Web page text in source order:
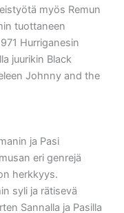
myös Remun
tuottaneen
Hurriganesin
juurikin Black
Johnny and the
ja Pasi
eri genrejä
herkkyys.
syli ja rätisevä
Sannalla ja Pasilla